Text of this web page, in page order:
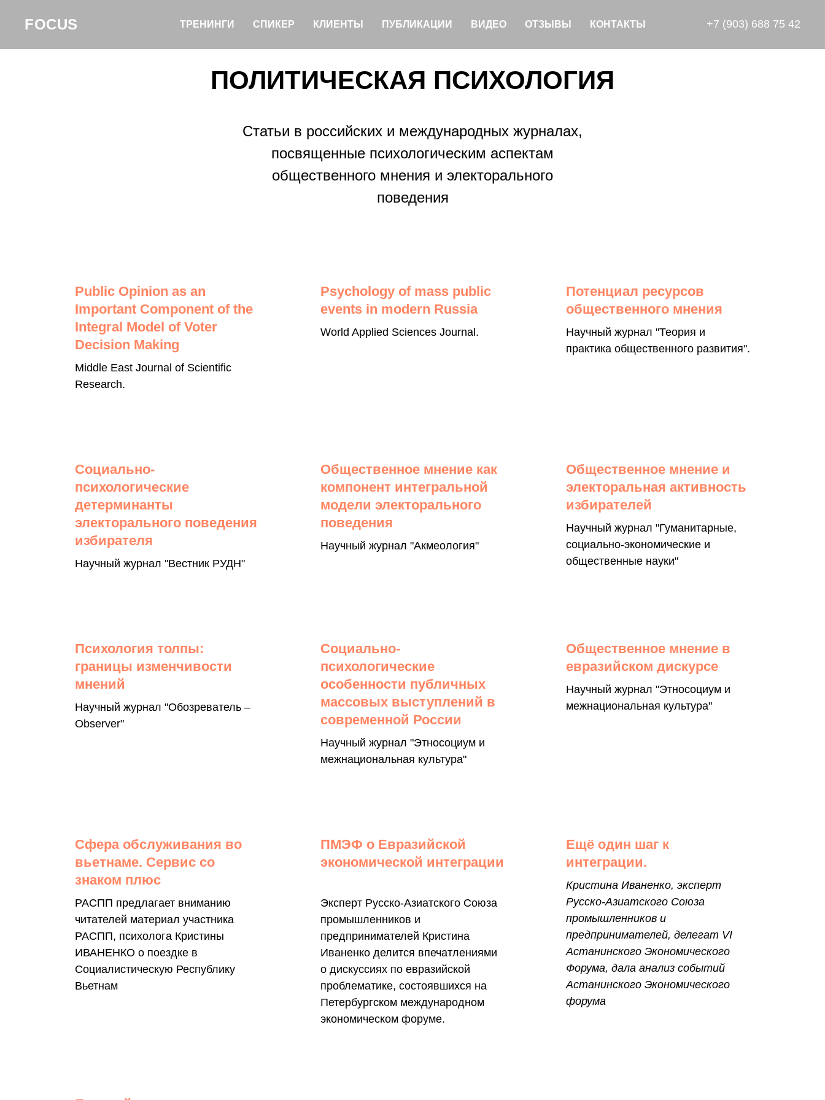
FOCUS ТРЕНИНГИ СПИКЕР КЛИЕНТЫ ПУБЛИКАЦИИ ВИДЕО ОТЗЫВЫ КОНТАКТЫ +7 (903) 688 75 42
ПОЛИТИЧЕСКАЯ ПСИХОЛОГИЯ
Статьи в российских и международных журналах,
посвященные психологическим аспектам
общественного мнения и электорального
поведения
Public Opinion as an
Important Component of the
Integral Model of Voter
Decision Making
Middle East Journal of Scientific
Research.
Psychology of mass public
events in modern Russia
World Applied Sciences Journal.
Потенциал ресурсов
общественного мнения
Научный журнал "Теория и
практика общественного развития".
Социально-
психологические
детерминанты
электорального поведения
избирателя
Научный журнал "Вестник РУДН"
Общественное мнение как
компонент интегральной
модели электорального
поведения
Научный журнал "Акмеология"
Общественное мнение и
электоральная активность
избирателей
Научный журнал "Гуманитарные,
социально-экономические и
общественные науки"
Психология толпы:
границы изменчивости
мнений
Научный журнал "Обозреватель –
Observer"
Социально-
психологические
особенности публичных
массовых выступлений в
современной России
Научный журнал "Этносоциум и
межнациональная культура"
Общественное мнение в
евразийском дискурсе
Научный журнал "Этносоциум и
межнациональная культура"
Сфера обслуживания во
вьетнаме. Сервис со
знаком плюс
РАСПП предлагает вниманию
читателей материал участника
РАСПП, психолога Кристины
ИВАНЕНКО о поездке в
Социалистическую Республику
Вьетнам
ПМЭФ о Евразийской
экономической интеграции
Эксперт Русско-Азиатского Союза
промышленников и
предпринимателей Кристина
Иваненко делится впечатлениями
о дискуссиях по евразийской
проблематике, состоявшихся на
Петербургском международном
экономическом форуме.
Ещё один шаг к
интеграции.
Кристина Иваненко, эксперт
Русско-Азиатского Союза
промышленников и
предпринимателей, делегат VI
Астанинского Экономического
Форума, дала анализ событий
Астанинского Экономического
форума